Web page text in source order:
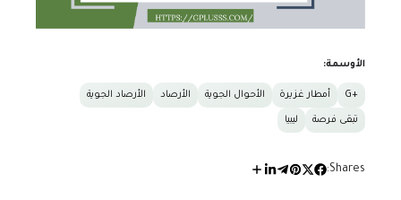
الأوسمة:
+G أمطار غزيرة الأحوال الجوية الأرصاد الأرصاد الجوية
تبقى فرصة ليبيا
Shares: